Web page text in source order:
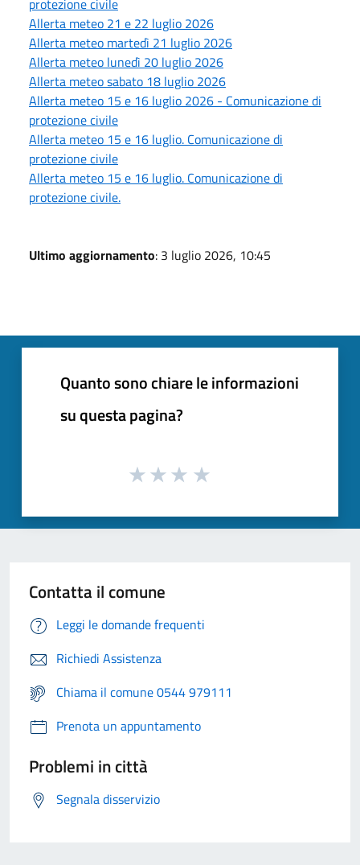
Allerta meteo 21 e 22 luglio 2026
Allerta meteo martedì 21 luglio 2026
Allerta meteo lunedì 20 luglio 2026
Allerta meteo sabato 18 luglio 2026
Allerta meteo 15 e 16 luglio 2026 - Comunicazione di
protezione civile
Allerta meteo 15 e 16 luglio. Comunicazione di
protezione civile
Allerta meteo 15 e 16 luglio. Comunicazione di
protezione civile.
Ultimo aggiornamento: 3 luglio 2026, 10:45
Quanto sono chiare le informazioni
su questa pagina?
Contatta il comune
Leggi le domande frequenti
Richiedi Assistenza
Chiama il comune 0544 979111
Prenota un appuntamento
Problemi in città
Segnala disservizio